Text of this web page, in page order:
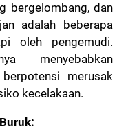
bergelombang, dan
adalah beberapa
oleh pengemudi.
menyebabkan
merusak
kecelakaan.